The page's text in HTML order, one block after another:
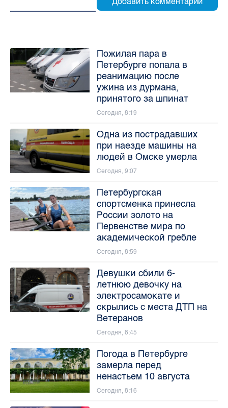
Пожилая пара в
Петербурге попала в
реанимацию после
ужина из дурмана,
принятого за шпинат
Сегодня, 8:19
Одна из пострадавших
при наезде машины на
людей в Омске умерла
Сегодня, 9:07
Петербургская
спортсменка принесла
России золото на
Первенстве мира по
академической гребле
Сегодня, 8:59
Девушки сбили 6-
летнюю девочку на
электросамокате и
скрылись с места ДТП на
Ветеранов
Сегодня, 8:45
Погода в Петербурге
замерла перед
ненастьем 10 августа
Сегодня, 8:16